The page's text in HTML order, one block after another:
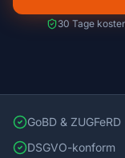
30 Tage
GoBD & ZUGFeRD
DSGVO-konform